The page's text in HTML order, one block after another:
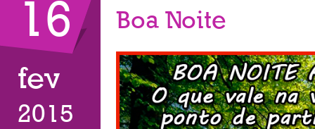
16
fev
2015
Boa Noite